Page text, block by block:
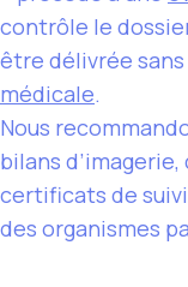
contrôle le
être délivrée sans
médicale.
Nous
bilans
certificats de
des organismes